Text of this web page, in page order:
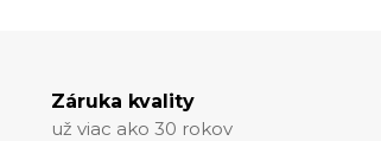
Záruka kvality
už viac ako 30 rokov